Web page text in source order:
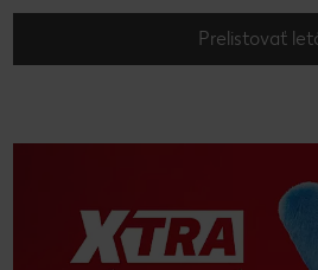
Prelistovať